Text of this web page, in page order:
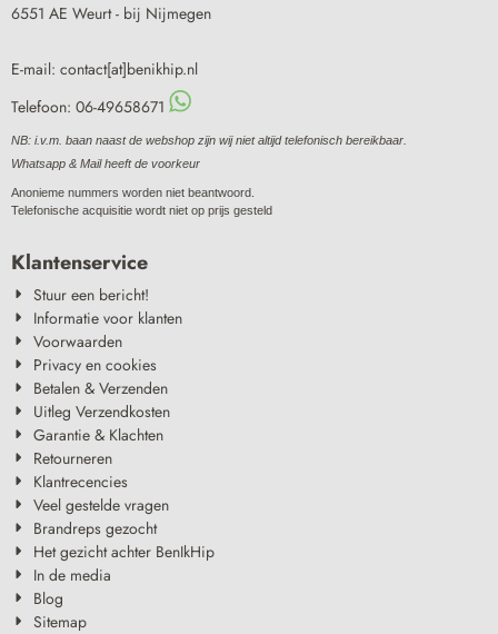
6551 AE Weurt - bij Nijmegen
E-mail: contact[at]benikhip.nl
Telefoon: 06-49658671
NB: i.v.m. baan naast de webshop zijn wij niet altijd telefonisch bereikbaar.
Whatsapp & Mail heeft de voorkeur
Anonieme nummers worden niet beantwoord.
Telefonische acquisitie wordt niet op prijs gesteld
Klantenservice
Stuur een bericht!
Informatie voor klanten
Voorwaarden
Privacy en cookies
Betalen & Verzenden
Uitleg Verzendkosten
Garantie & Klachten
Retourneren
Klantrecencies
Veel gestelde vragen
Brandreps gezocht
Het gezicht achter BenIkHip
In de media
Blog
Sitemap